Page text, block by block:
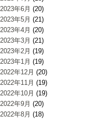
2023年6月 (20)
2023年5月 (21)
2023年4月 (20)
2023年3月 (21)
2023年2月 (19)
2023年1月 (19)
2022年12月 (20)
2022年11月 (19)
2022年10月 (19)
2022年9月 (20)
2022年8月 (18)